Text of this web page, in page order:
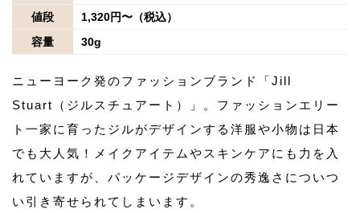
値段
1,320円〜（税込）
容量
30g
ニューヨーク発のファッションブランド「Jill
Stuart（ジルスチュアート）」。ファッションエリー
ト一家に育ったジルがデザインする洋服や小物は日本
でも大人気！メイクアイテムやスキンケアにも力を入
れていますが、パッケージデザインの秀逸さについつ
い引き寄せられてしまいます。